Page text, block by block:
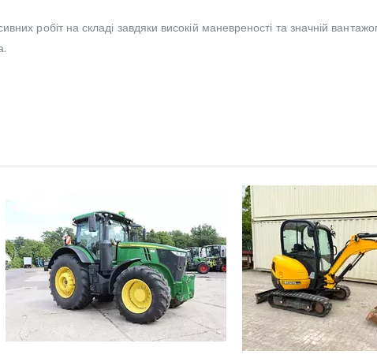
робіт на складі завдяки високій маневреності та значній